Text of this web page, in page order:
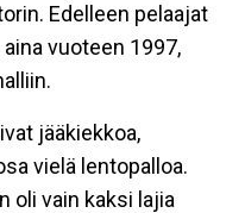
Edelleen pelaajat
vuoteen 1997,
jääkiekkoa,
vielä lentopalloa.
oli vain kaksi lajia